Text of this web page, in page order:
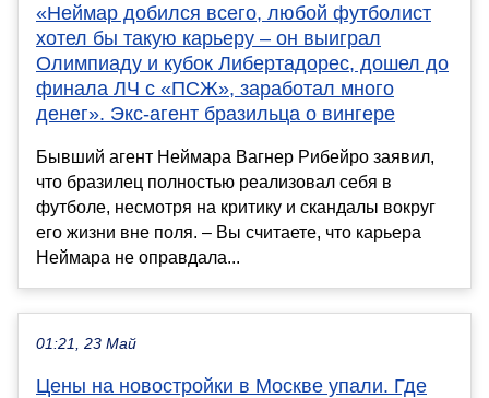
«Неймар добился всего, любой футболист
хотел бы такую карьеру – он выиграл
Олимпиаду и кубок Либертадорес, дошел до
финала ЛЧ с «ПСЖ», заработал много
денег». Экс-агент бразильца о вингере
Бывший агент Неймара Вагнер Рибейро заявил,
что бразилец полностью реализовал себя в
футболе, несмотря на критику и скандалы вокруг
его жизни вне поля. – Вы считаете, что карьера
Неймара не оправдала...
01:21, 23 Май
Цены на новостройки в Москве упали. Где